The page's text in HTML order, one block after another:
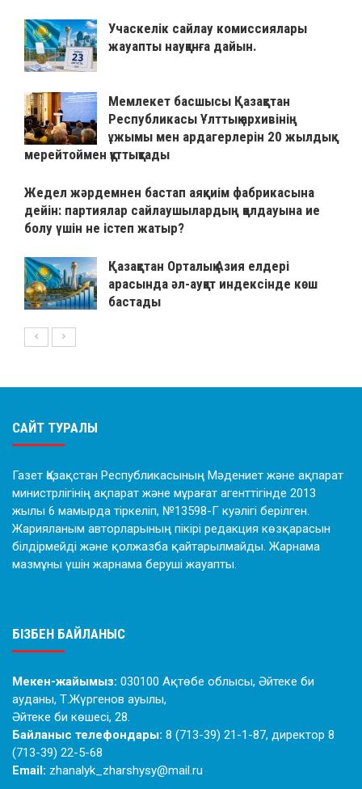
Учаскелік сайлау комиссиялары
жауапты науқанға дайын.
Мемлекет басшысы Қазақстан
Республикасы Ұлттық архивінің
ұжымы мен ардагерлерін 20 жылдық
мерейтоймен құттықтады
Жедел жәрдемнен бастап аяқкиім фабрикасына
дейін: партиялар сайлаушылардың қолдауына ие
болу үшін не істеп жатыр?
Қазақстан Орталық Азия елдері
арасында әл-ауқат индексінде көш
бастады
САЙТ ТУРАЛЫ
Газет Қазақстан Республикасының Мәдениет және ақпарат
министрлігінің ақпарат және мұрағат агенттігінде 2013
жылы 6 мамырда тіркеліп, №13598-Г куәлігі берілген.
Жарияланым авторларының пікірі редакция көзқарасын
білдірмейді және қолжазба қайтарылмайды. Жарнама
мазмұны үшін жарнама беруші жауапты.
БІЗБЕН БАЙЛАНЫС
Мекен-жайымыз: 030100 Ақтөбе облысы, Әйтеке би
ауданы, Т.Жүргенов ауылы,
Әйтеке би көшесі, 28.
Байланыс телефондары: 8 (713-39) 21-1-87, директор 8
(713-39) 22-5-68
Email: zhanalyk_zharshysy@mail.ru